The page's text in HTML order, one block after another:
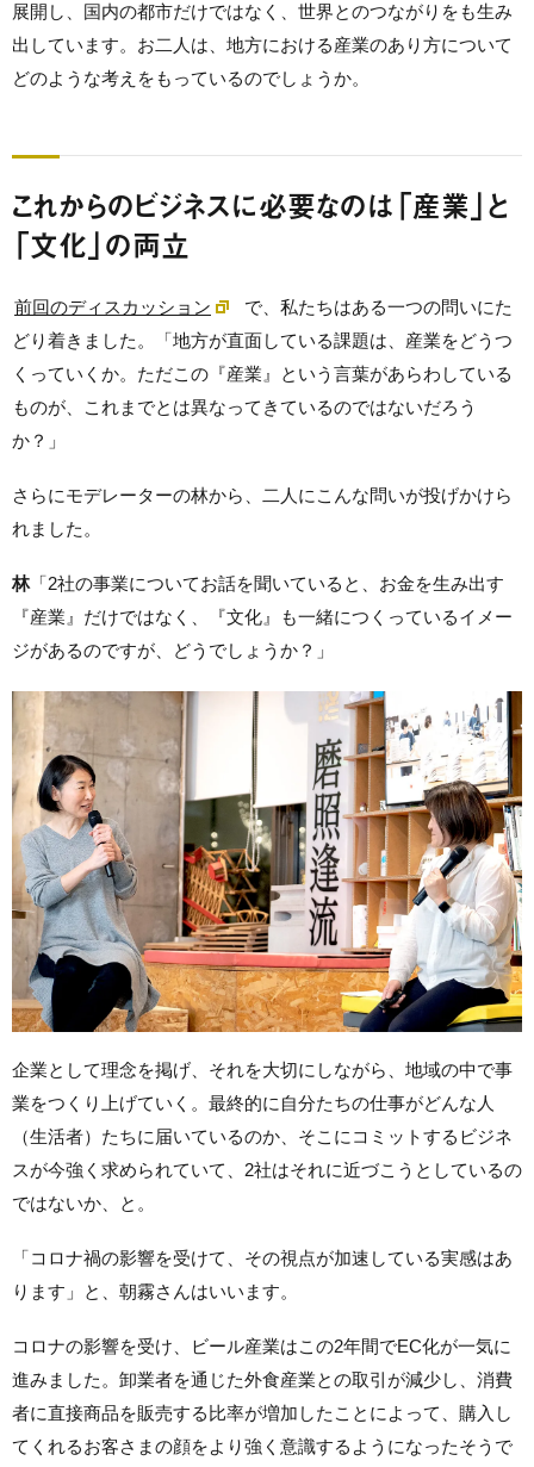
展開し、国内の都市だけではなく、世界とのつながりをも生み
出しています。お二人は、地方における産業のあり方について
どのような考えをもっているのでしょうか。
これからのビジネスに必要なのは「産業」と
「文化」の両立
前回のディスカッション
で、私たちはある一つの問いにた
どり着きました。「地方が直面している課題は、産業をどうつ
くっていくか。ただこの『産業』という言葉があらわしている
ものが、これまでとは異なってきているのではないだろう
か？」
さらにモデレーターの林から、二人にこんな問いが投げかけら
れました。
林「2社の事業についてお話を聞いていると、お金を生み出す
『産業』だけではなく、『文化』も一緒につくっているイメー
ジがあるのですが、どうでしょうか？」
企業として理念を掲げ、それを大切にしながら、地域の中で事
業をつくり上げていく。最終的に自分たちの仕事がどんな人
（生活者）たちに届いているのか、そこにコミットするビジネ
スが今強く求められていて、2社はそれに近づこうとしているの
ではないか、と。
「コロナ禍の影響を受けて、その視点が加速している実感はあ
ります」と、朝霧さんはいいます。
コロナの影響を受け、ビール産業はこの2年間でEC化が一気に
進みました。卸業者を通じた外食産業との取引が減少し、消費
者に直接商品を販売する比率が増加したことによって、購入し
てくれるお客さまの顔をより強く意識するようになったそうで